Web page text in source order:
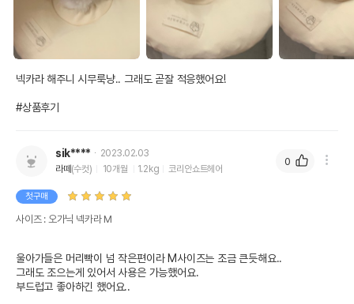
넥카라 해주니 시무룩냥.. 그래도 곧잘 적응했어요!
#상품후기
sik****
2023.02.03
라떼 (수컷) 10개월 1.2kg 코리안쇼트헤어
첫구매
사이즈 : 오가닉 넥카라 M
울아가들은 머리빡이 넘 작은편이라 M사이즈는 조금 큰듯해요..
그래도 조으는게 있어서 사용은 가능했어요.
부드럽고 좋아하긴 했어요..
0